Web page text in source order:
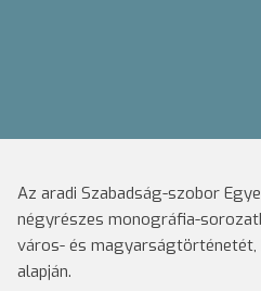
Az aradi Szabadság-szobor
négyrészes monográfia-
város- és magyarságtörténetét,
alapján.